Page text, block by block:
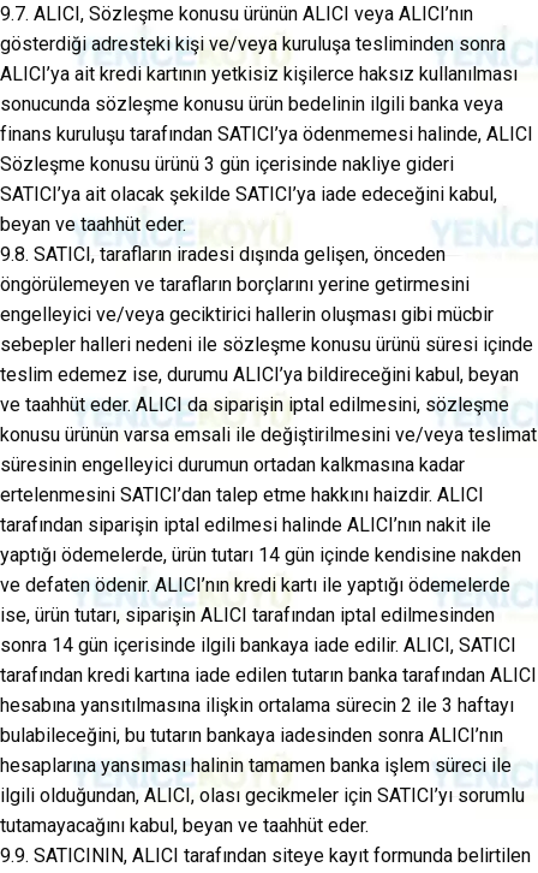
9.7. ALICI, Sözleşme konusu ürünün ALICI veya ALICI’nın
gösterdiği adresteki kişi ve/veya kuruluşa tesliminden sonra
ALICI’ya ait kredi kartının yetkisiz kişilerce haksız kullanılması
sonucunda sözleşme konusu ürün bedelinin ilgili banka veya
finans kuruluşu tarafından SATICI’ya ödenmemesi halinde, ALICI
Sözleşme konusu ürünü 3 gün içerisinde nakliye gideri
SATICI’ya ait olacak şekilde SATICI’ya iade edeceğini kabul,
beyan ve taahhüt eder.
9.8. SATICI, tarafların iradesi dışında gelişen, önceden
öngörülemeyen ve tarafların borçlarını yerine getirmesini
engelleyici ve/veya geciktirici hallerin oluşması gibi mücbir
sebepler halleri nedeni ile sözleşme konusu ürünü süresi içinde
teslim edemez ise, durumu ALICI’ya bildireceğini kabul, beyan
ve taahhüt eder. ALICI da siparişin iptal edilmesini, sözleşme
konusu ürünün varsa emsali ile değiştirilmesini ve/veya teslimat
süresinin engelleyici durumun ortadan kalkmasına kadar
ertelenmesini SATICI’dan talep etme hakkını haizdir. ALICI
tarafından siparişin iptal edilmesi halinde ALICI’nın nakit ile
yaptığı ödemelerde, ürün tutarı 14 gün içinde kendisine nakden
ve defaten ödenir. ALICI’nın kredi kartı ile yaptığı ödemelerde
ise, ürün tutarı, siparişin ALICI tarafından iptal edilmesinden
sonra 14 gün içerisinde ilgili bankaya iade edilir. ALICI, SATICI
tarafından kredi kartına iade edilen tutarın banka tarafından ALICI
hesabına yansıtılmasına ilişkin ortalama sürecin 2 ile 3 haftayı
bulabileceğini, bu tutarın bankaya iadesinden sonra ALICI’nın
hesaplarına yansıması halinin tamamen banka işlem süreci ile
ilgili olduğundan, ALICI, olası gecikmeler için SATICI’yı sorumlu
tutamayacağını kabul, beyan ve taahhüt eder.
9.9. SATICININ, ALICI tarafından siteye kayıt formunda belirtilen